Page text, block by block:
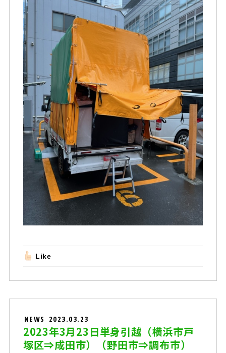
Like
NEWS 2023.03.23
2023年3月23日単身引越（横浜市戸
塚区⇒成田市）（野田市⇒調布市）